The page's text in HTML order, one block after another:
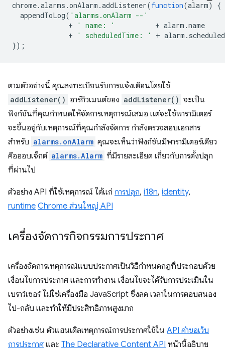
chrome.alarms .onAlarm .addListener(function(alarm)
{
appendToLog( 'alarms.onAlarm --'
+
' name: ' + alarm .name
+
' scheduledTime: ' + alarm .
});
ตามตัวอย่างนี้ คุณลงทะเบียนรับการแจ้งเตือนโดยใช้
addListener() อาร์กิวเมนต์ของ addListener() จะเป็น
ฟังก์ชันที่คุณกำหนดให้จัดการเหตุการณ์เสมอ แต่จะใช้พารามิเตอร์
จะขึ้นอยู่กับเหตุการณ์ที่คุณกำลังจัดการ กำลังตรวจสอบเอกสาร
สำหรับ alarms.onAlarm คุณจะเห็นว่าฟังก์ชันมีพารามิเตอร์เดียว
คือออบเจ็กต์ alarms.Alarm ที่มีรายละเอียด เกี่ยวกับการตั้งปลุก
ที่ผ่านไป
ตัวอย่าง API ที่ใช้เหตุการณ์ ได้แก่ การปลุก, i18n, identity,
runtime Chrome ส่วนใหญ่ API
เครื่องจัดการกิจกรรมการประกาศ
เครื่องจัดการเหตุการณ์แบบประกาศเป็นวิธีกำหนดกฎที่ประกอบด้วย
เงื่อนไขการประกาศ และการทำงาน เงื่อนไขจะได้รับการประเมินใน
เบราว์เซอร์ ไม่ใช่เครื่องมือ JavaScript ซึ่งลด เวลาในการตอบสนอง
ไป-กลับ และทำให้มีประสิทธิภาพสูงมาก
ตัวอย่างเช่น ตัวแฮนเดิลเหตุการณ์การประกาศใช้ใน API คำขอเว็บ
การประกาศ และ The Declarative Content API หน้านี้อธิบาย